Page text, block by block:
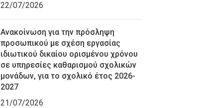
22/07/2026
Ανακοίνωση για την πρόσληψη
προσωπικού με σχέση εργασίας
ιδιωτικού δικαίου ορισμένου χρόνου
σε υπηρεσίες καθαρισμού σχολικών
μονάδων, για το σχολικό έτος 2026-
2027
21/07/2026